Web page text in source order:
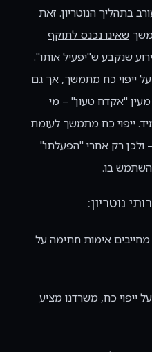
בתהליך הנוטריון. זאת
שאינו נכנס לתוקף
שנקבע ש"יפעיל אותו".
על ייפוי כח מתמשך, אך גם
מעין "אקדח טעון" – מי
ייפוי כח מתמשך לעומת
רק אחרי "הפעלתו"
בו.
נוטריון:
אימות חתימה על
ייפוי כח, משרדנו מציע